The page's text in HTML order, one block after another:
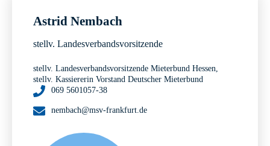
Astrid Nembach
stellv. Landesverbandsvorsitzende
stellv. Landesverbandsvorsitzende Mieterbund Hessen,
stellv. Kassiererin Vorstand Deutscher Mieterbund
069 5601057-38
nembach@msv-frankfurt.de